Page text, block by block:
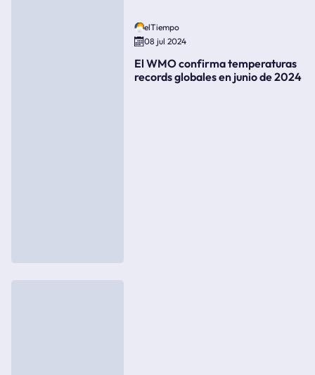
elTiempo
08 jul 2024
El WMO confirma temperaturas
records globales en junio de 2024